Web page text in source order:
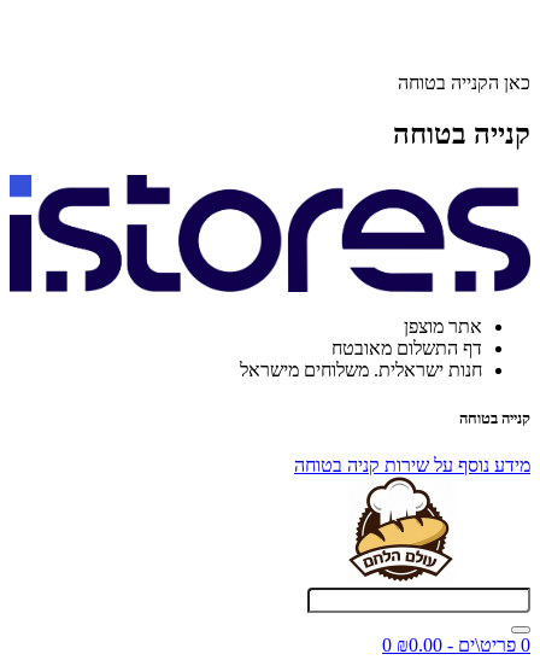
כאן הקנייה בטוחה
קנייה בטוחה
אתר מוצפן
דף התשלום מאובטח
חנות ישראלית. משלוחים מישראל
קנייה בטוחה
מידע נוסף על שירות קניה בטוחה
0 פריט\ים - ₪0.00
0